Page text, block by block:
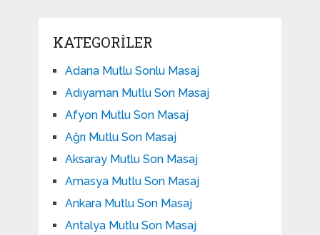
KATEGORILER
Adana Mutlu Sonlu Masaj
Adıyaman Mutlu Son Masaj
Afyon Mutlu Son Masaj
Ağrı Mutlu Son Masaj
Aksaray Mutlu Son Masaj
Amasya Mutlu Son Masaj
Ankara Mutlu Son Masaj
Antalya Mutlu Son Masaj